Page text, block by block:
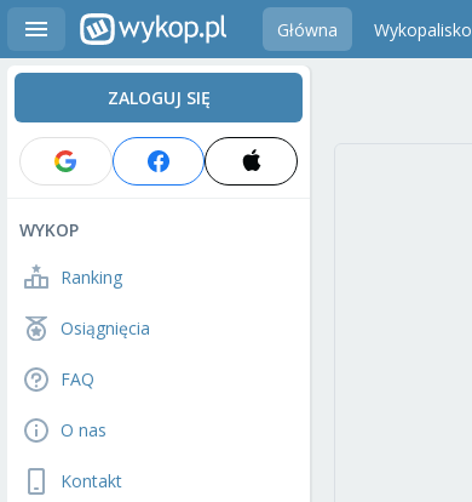
Główna Wykopalisko
ZALOGUJ SIĘ
WYKOP
Ranking
Osiągnięcia
FAQ
O nas
Kontakt